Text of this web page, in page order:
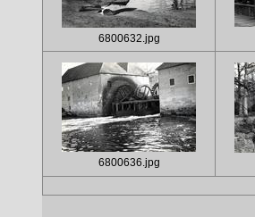
6800632.jpg
6800636.jpg